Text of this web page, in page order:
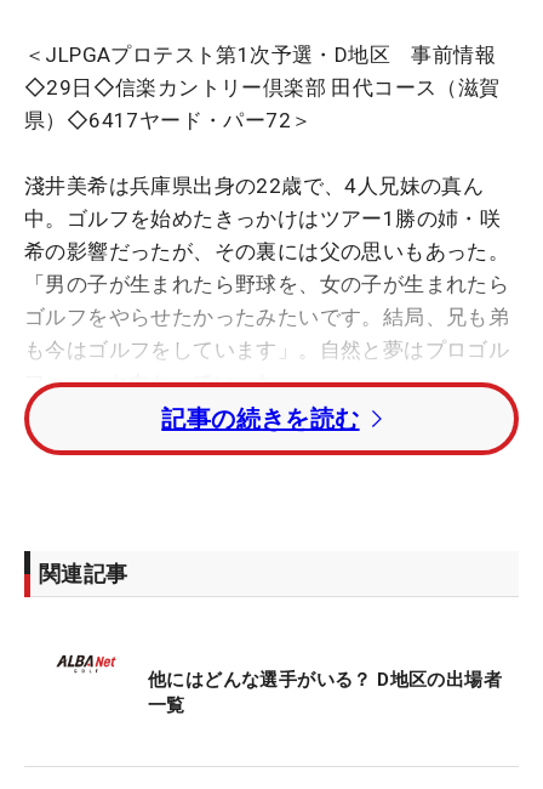
＜JLPGAプロテスト第1次予選・D地区 事前情報
◇29日◇信楽カントリー倶楽部 田代コース（滋賀
県）◇6417ヤード・パー72＞
淺井美希は兵庫県出身の22歳で、4人兄妹の真ん
中。ゴルフを始めたきっかけはツアー1勝の姉・咲
希の影響だったが、その裏には父の思いもあった。
「男の子が生まれたら野球を、女の子が生まれたら
ゴルフをやらせたかったみたいです。結局、兄も弟
も今はゴルフをしています」。自然と夢はプロゴル
ファーへと向かっていった。
現在は姉が所属する小杉CC（富山県）や地元のコー
す」とゴルフをよく理解している姉から厳しい言葉
も飛ぶ。さらに「マネジメントを教えてもらってま
計算方法も学んでいる。
会場となる信楽カントリー倶楽部は昨年、ワングリ
記事の続きを読む
関連記事
他にはどんな選手がいる？ D地区の出場者
一覧